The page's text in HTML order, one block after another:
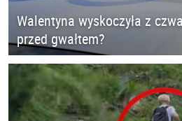
Walentyna wyskoczyła z
przed gwałtem?